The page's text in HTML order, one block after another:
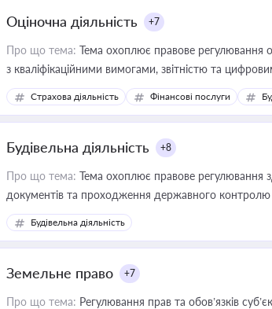
Оціночна діяльність +7
Про що тема: Тема охоплює правове регулювання
з кваліфікаційними вимогами, звітністю та
медійних змін у цій сфері корисне для власника
приватизації, оренди державного майна,
Страхова діяльність Фінансові послуги
Будівельна діяльність +8
Про що тема: Тема охоплює правове регулювання
документів та проходження державного контролю
Будівельна діяльність
Земельне право +7
Про що тема: Регулювання прав та обов’язків